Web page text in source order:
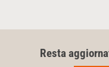
Resta